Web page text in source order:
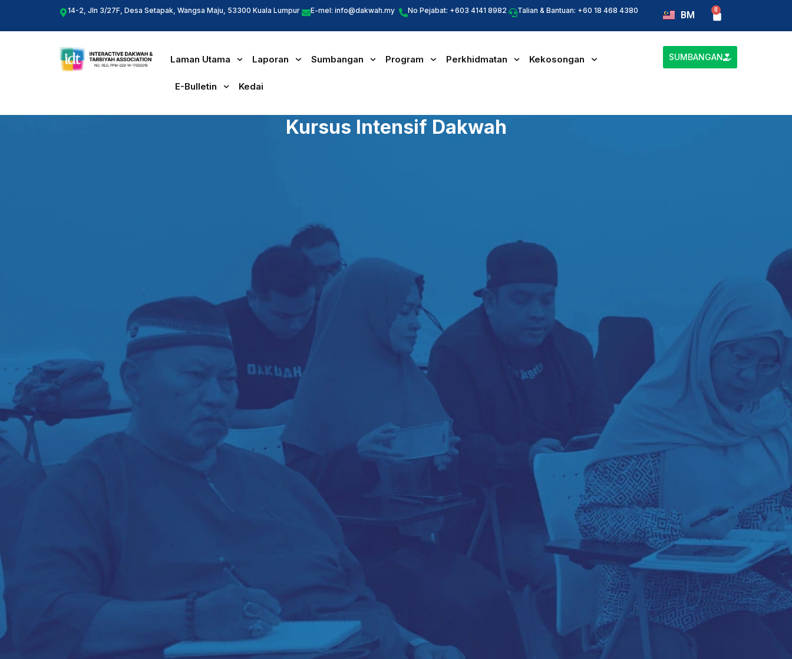
14-2, Jln 3/27F, Desa Setapak, Wangsa Maju, 53300 Kuala Lumpur E-mel:info@dakwah.my No Pejabat: +603 4141 8982 Talian & Bantuan: +60 18 468 4380 BM
EN
0
Cart
Laman Utama Laporan Sumbangan Program Perkhidmatan Kekosongan
E-Bulletin Kedai
SUMBANGAN
Kursus Intensif Dakwah